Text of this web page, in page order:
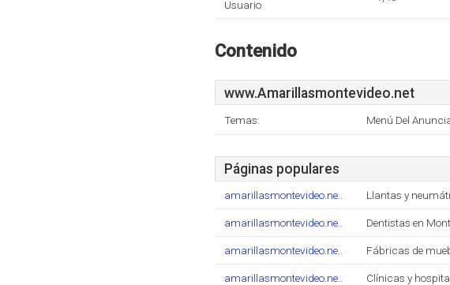
Usuario
Contenido
www.Amarillasmontevideo.net
Temas: Menú Del
Páginas populares
amarillasmontevideo.ne.. Llantas y
amarillasmontevideo.ne.. Dentistas en
amarillasmontevideo.ne.. Fábricas de
amarillasmontevideo.ne.. Clínicas y